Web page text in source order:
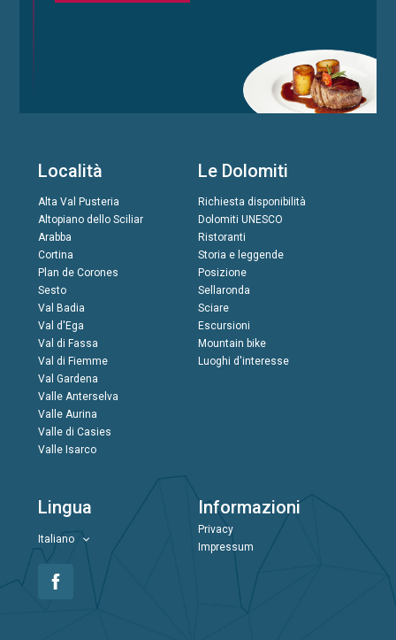
Località
Alta Val Pusteria
Altopiano dello Sciliar
Arabba
Cortina
Plan de Corones
Sesto
Val Badia
Val d'Ega
Val di Fassa
Val di Fiemme
Val Gardena
Valle Anterselva
Valle Aurina
Valle di Casies
Valle Isarco
Le Dolomiti
Richiesta disponibilità
Dolomiti UNESCO
Ristoranti
Storia e leggende
Posizione
Sellaronda
Sciare
Escursioni
Mountain bike
Luoghi d'interesse
Lingua
Italiano
Informazioni
Privacy
Impressum